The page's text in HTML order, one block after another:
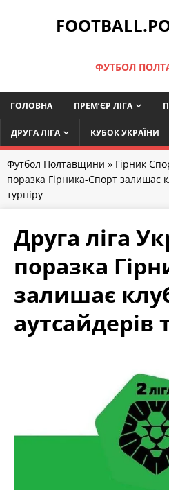
ФУТБОЛ
ГОЛОВНА ПРЕМ’ЄР ЛІГА
ДРУГА ЛІГА КУБОК УКРАЇНИ
Футбол Полтавщини » Гірник
поразка Гірника-Спорт залишає
турніру
Друга ліга
поразка
залишає
аутсайдерів